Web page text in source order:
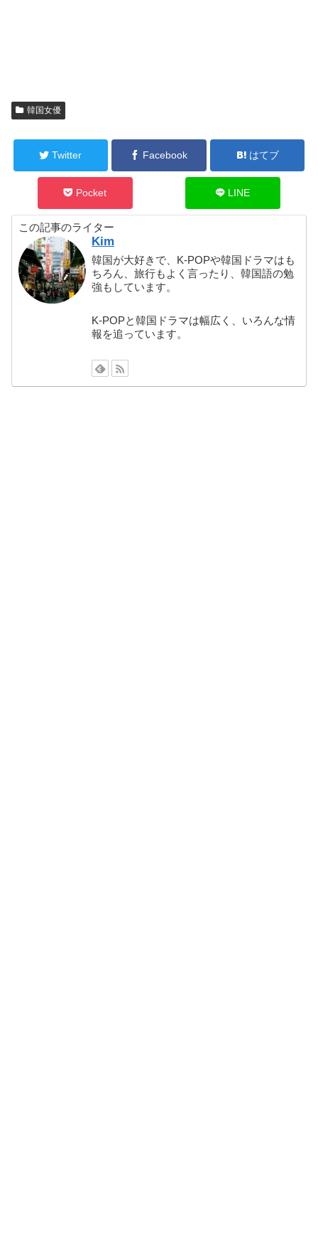
韓国女優
Twitter Facebook はてブ
Pocket LINE
この記事のライター
Kim
韓国が大好きで、K-POPや韓国ドラマはも
ちろん、旅行もよく言ったり、韓国語の勉
強もしています。
K-POPと韓国ドラマは幅広く、いろんな情
報を追っています。